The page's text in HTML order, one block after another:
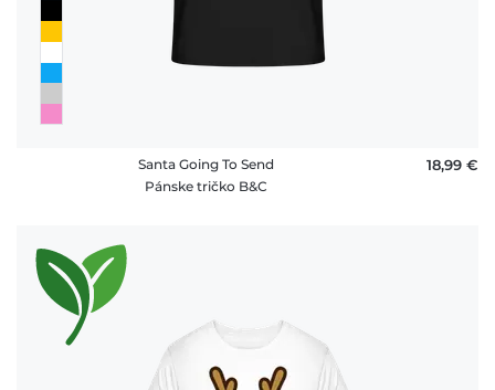
Santa Going To Send
Pánske tričko B&C
18,99 €